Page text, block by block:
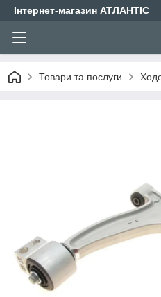
Інтернет-магазин АТЛАНТІС
Товари та послуги